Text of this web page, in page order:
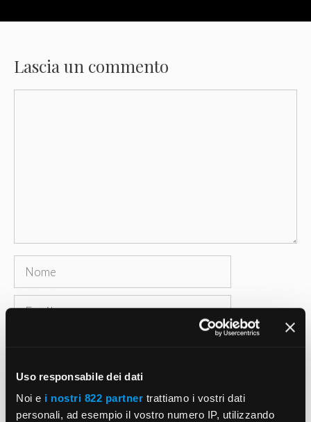
Uso responsabile dei dati
Noi e i nostri 822 partner trattiamo i vostri dati
personali, ad esempio il vostro numero IP, utilizzando
Lascia un commento
Nome
Email
Salva il mio nome, email e sito web in questo
browser per la prossima volta che commento.